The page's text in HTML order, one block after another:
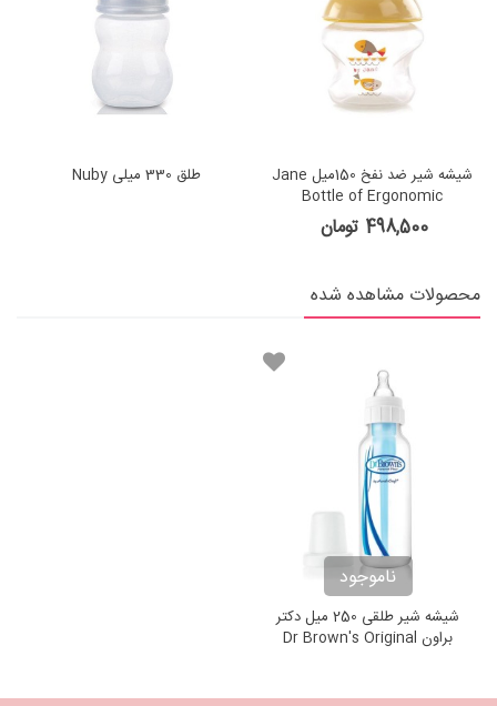
شیشه شیر ضد نفخ 150میل Jane
Bottle of Ergonomic
498,500 تومان
طلق 330 میلی Nuby
محصولات مشاهده شده
ناموجود
شیشه شیر طلقی 250 میل دکتر
براون Dr Brown's Original